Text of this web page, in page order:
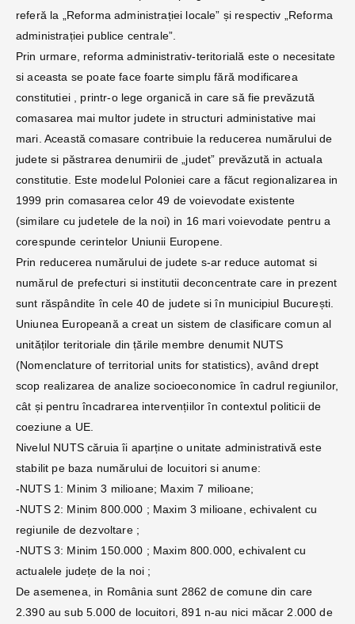
referă la „Reforma administrației locale” și respectiv „Reforma
administrației publice centrale”.
Prin urmare, reforma administrativ-teritorială este o necesitate
si aceasta se poate face foarte simplu fără modificarea
constitutiei , printr-o lege organică in care să fie prevăzută
comasarea mai multor judete in structuri administative mai
mari. Această comasare contribuie la reducerea numărului de
judete si păstrarea denumirii de „judet” prevăzută in actuala
constitutie. Este modelul Poloniei care a făcut regionalizarea in
1999 prin comasarea celor 49 de voievodate existente
(similare cu judetele de la noi) in 16 mari voievodate pentru a
corespunde cerintelor Uniunii Europene.
Prin reducerea numărului de judete s-ar reduce automat si
numărul de prefecturi si institutii deconcentrate care in prezent
sunt răspândite în cele 40 de judete si în municipiul București.
Uniunea Europeană a creat un sistem de clasificare comun al
unităților teritoriale din țările membre denumit NUTS
(Nomenclature of territorial units for statistics), având drept
scop realizarea de analize socioeconomice în cadrul regiunilor,
cât și pentru încadrarea intervențiilor în contextul politicii de
coeziune a UE.
Nivelul NUTS căruia îi aparține o unitate administrativă este
stabilit pe baza numărului de locuitori si anume:
-NUTS 1: Minim 3 milioane; Maxim 7 milioane;
-NUTS 2: Minim 800.000 ; Maxim 3 milioane, echivalent cu
regiunile de dezvoltare ;
-NUTS 3: Minim 150.000 ; Maxim 800.000, echivalent cu
actualele județe de la noi ;
De asemenea, in România sunt 2862 de comune din care
2.390 au sub 5.000 de locuitori, 891 n-au nici măcar 2.000 de